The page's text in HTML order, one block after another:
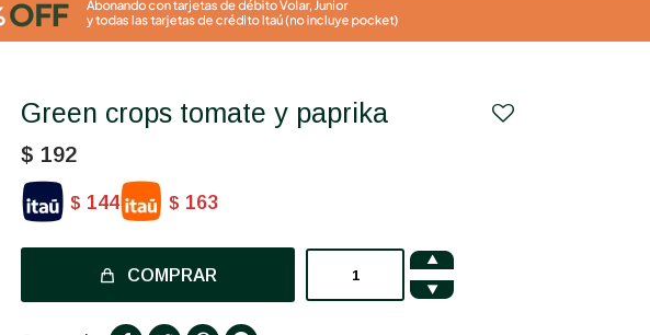
Green crops tomate y paprika
$ 192
$ 144 $ 163
COMPRAR

